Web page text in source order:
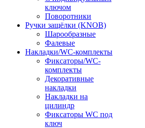
ключом
Поворотники
Ручки защёлки (KNOB)
Шарообразные
Фалевые
Накладки/WC-комплекты
Фиксаторы/WC-
комплекты
Декоративные
накладки
Накладки на
цилиндр
Фиксаторы WC под
ключ